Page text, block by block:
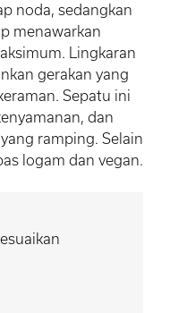
noda, sedangkan
menawarkan
Lingkaran
gerakan yang
Sepatu ini
dan
ramping. Selain
logam dan vegan.